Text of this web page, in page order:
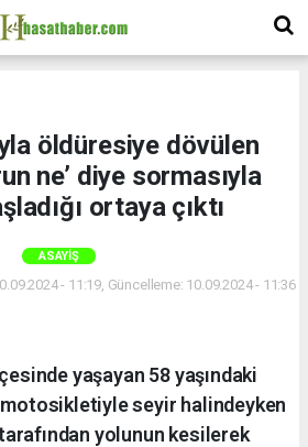
öldüresiye dövülen
ne’ diye sormasıyla
ortaya çıktı
ASAYIŞ
- 11:19, Güncelleme: 10.09.2024 - 11:36
yaşayan 58 yaşındaki
motosikletiyle seyir halindeyken
yolunun kesilerek